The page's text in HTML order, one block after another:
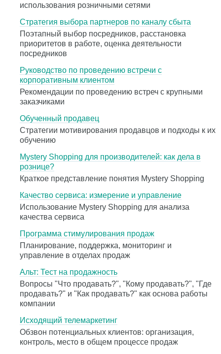
использования розничными сетями
Стратегия выбора партнеров по каналу сбыта
Поэтапный выбор посредников, расстановка
приоритетов в работе, оценка деятельности
посредников
Руководство по проведению встречи с
корпоративным клиентом
Рекомендации по проведению встреч с крупными
заказчиками
Обученный продавец
Стратегии мотивирования продавцов и подходы к их
обучению
Mystery Shopping для производителей: как дела в
рознице?
Краткое представление понятия Mystery Shopping
Качество сервиса: измерение и управление
Использование Mystery Shopping для анализа
качества сервиса
Программа стимулирования продаж
Планирование, поддержка, мониторинг и
управление в отделах продаж
Альт: Тест на продажность
Вопросы "Что продавать?", "Кому продавать?", "Где
продавать?" и "Как продавать?" как основа работы
компании
Исходящий телемаркетинг
Обзвон потенциальных клиентов: организация,
контроль, место в общем процессе продаж